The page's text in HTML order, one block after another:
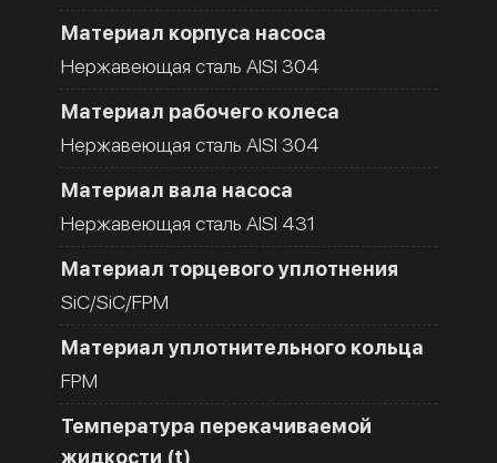
Материал корпуса насоса
Нержавеющая сталь AISI 304
Материал рабочего колеса
Нержавеющая сталь AISI 304
Материал вала насоса
Нержавеющая сталь AISI 431
Материал торцевого уплотнения
SiC/SiC/FPM
Материал уплотнительного кольца
FPM
Температура перекачиваемой
жидкости (t)